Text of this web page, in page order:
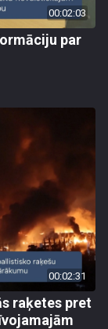
00:02:03
par
00:02:31
raķetes pret